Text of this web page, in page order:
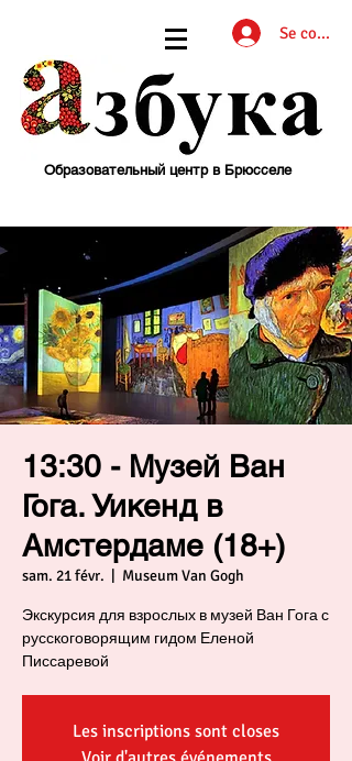
Se
Образовательный центр в Брюсселе
13:30 - Музей Ван
Гога. Уикенд в
Амстердаме (18+)
sam. 21 févr.
  |
Museum Van Gogh
Экскурсия для взрослых в музей Ван Гога с
русскоговорящим гидом Еленой
Писсаревой
Les inscriptions sont closes